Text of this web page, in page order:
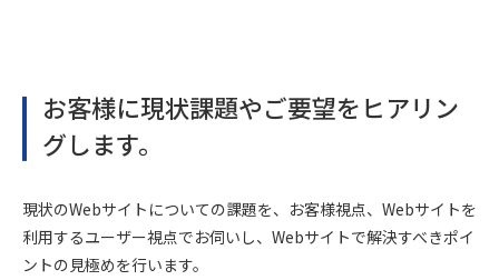
お客様に現状課題やご要望をヒアリン
グします。
現状のWebサイトについての課題を、お客様視点、Webサイトを
利用するユーザー視点でお伺いし、Webサイトで解決すべきポイ
ントの見極めを行います。